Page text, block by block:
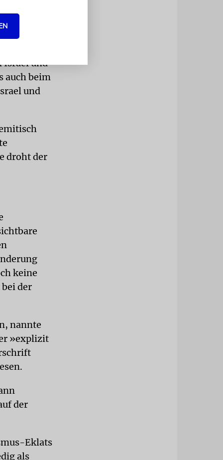
Ich
so
Israel und
auch beim
und
droht der
keine
der
nannte
»explizit
der
Eklats
als